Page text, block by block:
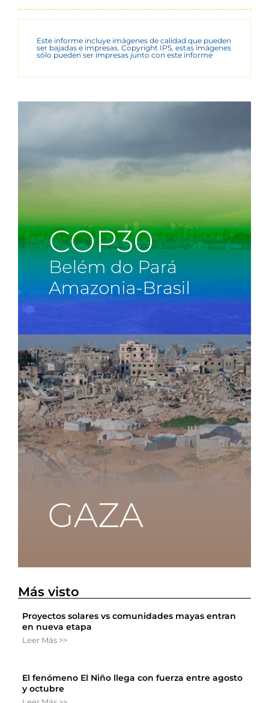
Este informe incluye imágenes de calidad que pueden
ser bajadas e impresas. Copyright IPS, estas imágenes
sólo pueden ser impresas junto con este informe
Más visto
Proyectos solares vs comunidades mayas entran
en nueva etapa
Leer Más >>
El fenómeno El Niño llega con fuerza entre agosto
y octubre